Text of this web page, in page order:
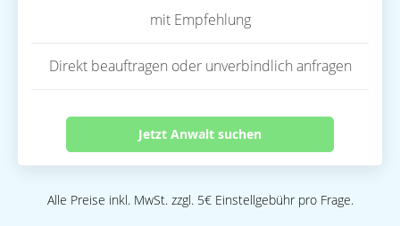
mit Empfehlung
Direkt beauftragen oder unverbindlich anfragen
Jetzt Anwalt suchen
Alle Preise inkl. MwSt. zzgl. 5€ Einstellgebühr pro Frage.